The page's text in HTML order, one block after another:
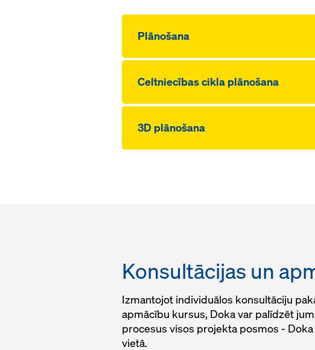
Plānošana
Celtniecības cikla plānošana
3D plānošana
Konsultācijas un
Izmantojot individuālos konsultāciju
apmācību kursus, Doka var palīdzēt
procesus visos projekta posmos - Doka
vietā.